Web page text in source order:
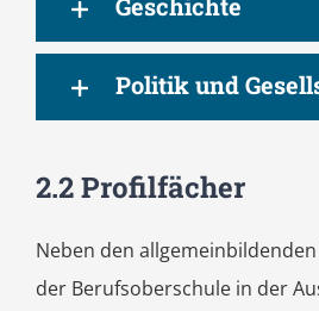
Geschichte
Politik und
2.2 Profilfächer
Neben den
der Berufsoberschule in der